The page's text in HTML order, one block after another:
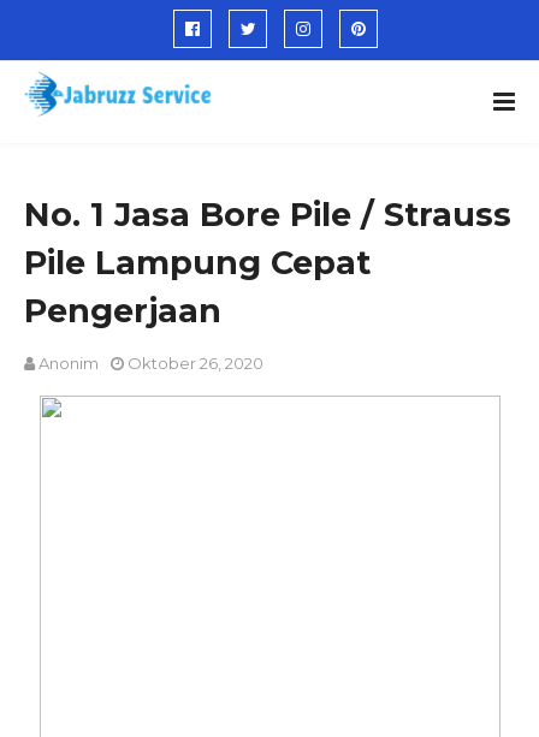
No. 1 Jasa Bore Pile / Strauss
Pile Lampung Cepat
Pengerjaan
Anonim Oktober 26, 2020